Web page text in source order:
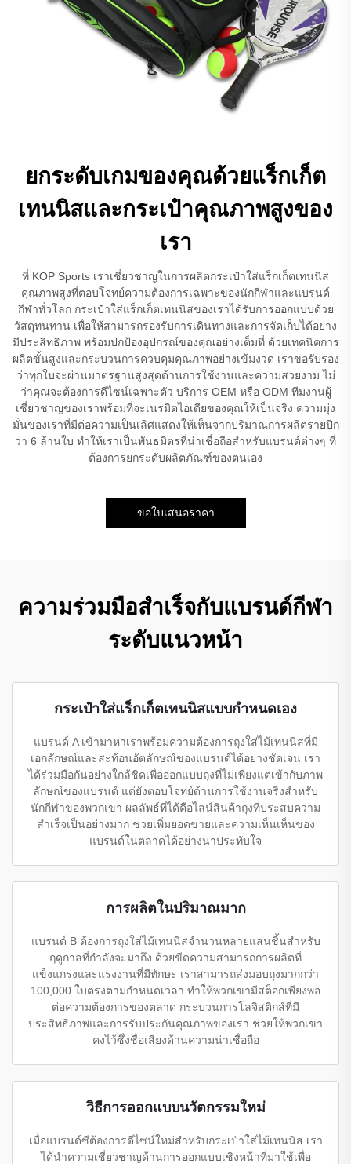
ยกระดับเกมของคุณด้วยแร็กเก็ต
เทนนิสและกระเป๋าคุณภาพสูงของ
เรา
ที่ KOP Sports เราเชี่ยวชาญในการผลิตกระเป๋าใส่แร็กเก็ตเทนนิส
คุณภาพสูงที่ตอบโจทย์ความต้องการเฉพาะของนักกีฬาและแบรนด์
กีฬาทั่วโลก กระเป๋าใส่แร็กเก็ตเทนนิสของเราได้รับการออกแบบด้วย
วัสดุทนทาน เพื่อให้สามารถรองรับการเดินทางและการจัดเก็บได้อย่าง
มีประสิทธิภาพ พร้อมปกป้องอุปกรณ์ของคุณอย่างเต็มที่ ด้วยเทคนิคการ
ผลิตขั้นสูงและกระบวนการควบคุมคุณภาพอย่างเข้มงวด เราขอรับรอง
ว่าทุกใบจะผ่านมาตรฐานสูงสุดด้านการใช้งานและความสวยงาม ไม่
ว่าคุณจะต้องการดีไซน์เฉพาะตัว บริการ OEM หรือ ODM ทีมงานผู้
เชี่ยวชาญของเราพร้อมที่จะเนรมิตไอเดียของคุณให้เป็นจริง ความมุ่ง
มั่นของเราที่มีต่อความเป็นเลิศแสดงให้เห็นจากปริมาณการผลิตรายปีก
ว่า 6 ล้านใบ ทำให้เราเป็นพันธมิตรที่น่าเชื่อถือสำหรับแบรนด์ต่างๆ ที่
ต้องการยกระดับผลิตภัณฑ์ของตนเอง
ขอใบเสนอราคา
ความร่วมมือสำเร็จกับแบรนด์กีฬา
ระดับแนวหน้า
กระเป๋าใส่แร็กเก็ตเทนนิสแบบกำหนดเอง
แบรนด์ A เข้ามาหาเราพร้อมความต้องการถุงใส่ไม้เทนนิสที่มี
เอกลักษณ์และสะท้อนอัตลักษณ์ของแบรนด์ได้อย่างชัดเจน เรา
ได้ร่วมมือกันอย่างใกล้ชิดเพื่อออกแบบถุงที่ไม่เพียงแต่เข้ากับภาพ
ลักษณ์ของแบรนด์ แต่ยังตอบโจทย์ด้านการใช้งานจริงสำหรับ
นักกีฬาของพวกเขา ผลลัพธ์ที่ได้คือไลน์สินค้าถุงที่ประสบความ
สำเร็จเป็นอย่างมาก ช่วยเพิ่มยอดขายและความเห็นเห็นของ
แบรนด์ในตลาดได้อย่างน่าประทับใจ
การผลิตในปริมาณมาก
แบรนด์ B ต้องการถุงใส่ไม้เทนนิสจำนวนหลายแสนชิ้นสำหรับ
ฤดูกาลที่กำลังจะมาถึง ด้วยขีดความสามารถการผลิตที่
แข็งแกร่งและแรงงานที่มีทักษะ เราสามารถส่งมอบถุงมากกว่า
100,000 ใบตรงตามกำหนดเวลา ทำให้พวกเขามีสต็อกเพียงพอ
ต่อความต้องการของตลาด กระบวนการโลจิสติกส์ที่มี
ประสิทธิภาพและการรับประกันคุณภาพของเรา ช่วยให้พวกเขา
คงไว้ซึ่งชื่อเสียงด้านความน่าเชื่อถือ
วิธีการออกแบบนวัตกรรมใหม่
เมื่อแบรนด์ซีต้องการดีไซน์ใหม่สำหรับกระเป๋าใส่ไม้เทนนิส เรา
ได้นำความเชี่ยวชาญด้านการออกแบบเชิงหน้าที่มาใช้เพื่อ